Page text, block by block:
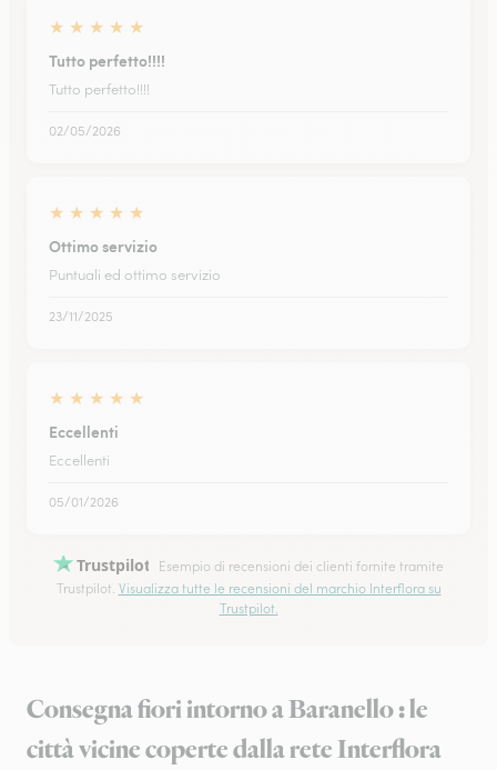
★ ★ ★ ★ ★
Tutto perfetto!!!!
Tutto perfetto!!!!
02/05/2026
★ ★ ★ ★ ★
Ottimo servizio
Puntuali ed ottimo servizio
23/11/2025
★ ★ ★ ★ ★
Eccellenti
Eccellenti
05/01/2026
Trustpilot
Esempio di recensioni dei clienti fornite tramite
Trustpilot. Visualizza tutte le recensioni del marchio Interflora su
Trustpilot.
Consegna fiori intorno a Baranello : le
città vicine coperte dalla rete Interflora